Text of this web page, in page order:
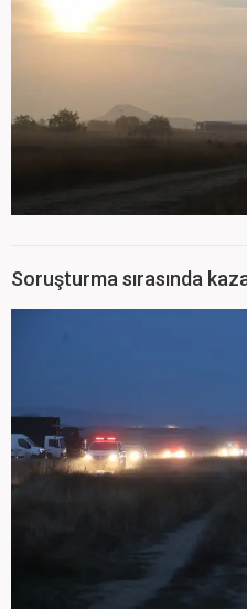
Soruşturma sırasında